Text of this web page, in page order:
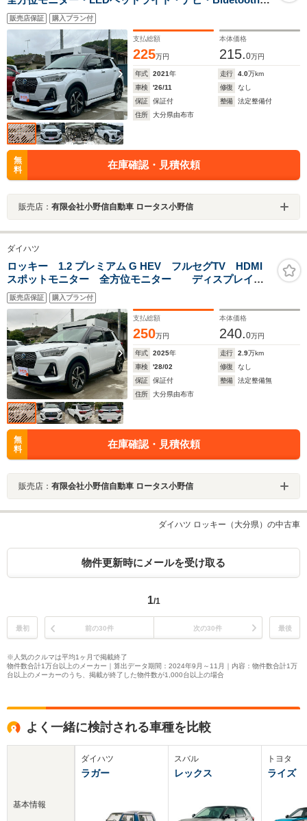
自動パーキングブレーキ・純正アルミホイール・ブラッ
クルーフ
販売店保証 購入プラン付
支払総額
225万円
本体価格
215.0万円
年式 2021年 走行 4.0万km
車検
'26/11 修復
なし
保証
保証付 整備
法定整備付
住所
大分県由布市
無
料
在庫確認・見積依頼
販売店： 有限会社小野信自動車 ロータス小野信
ダイハツ
ロッキー 1.2 プレミアム G HEV フルセグTV HDMI
スポットモニター 全方位モニター ディスプレイオ
ーディオ ドライブレコーダー シートヒーター スマ
ートキー 衝突被害軽減ブレーキ 障害物センサー
LEDヘッドライト 純正アルミ
販売店保証 購入プラン付
支払総額
250万円
本体価格
240.0万円
年式 2025年 走行 2.9万km
車検
'28/02 修復
なし
保証
保証付 整備
法定整備無
住所
大分県由布市
無
料
在庫確認・見積依頼
販売店： 有限会社小野信自動車 ロータス小野信
ダイハツ ロッキー（大分県）の中古車
物件更新時にメールを受け取る
1/1
最初 前の30件 次の30件 最後
※人気のクルマは平均1ヶ月で掲載終了
物件数合計1万台以上のメーカー｜算出データ期間：2024年9月～11月｜内容：物件数合計1万
台以上のメーカーのうち、掲載が終了した物件数が1,000台以上の場合
よく一緒に検討される車種を比較
基本情報
ダイハツ
ラガー
スバル
レックス
トヨタ
ライズ